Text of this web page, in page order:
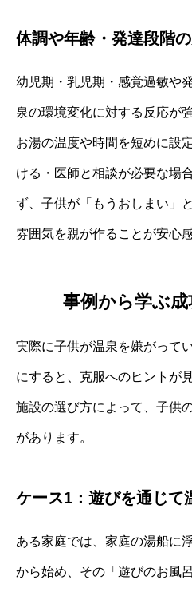
体調や年齢・発達段階
幼児期・乳児期・感覚過敏や
泉の環境変化に対する反応が
お湯の温度や時間を短めに設
ける・医師と相談が必要な場
ず、子供が「もうおしまい」
雰囲気を親が作ることが安心
事例から学ぶ成
実際に子供が温泉を嫌がって
にすると、克服へのヒントが
施設の選び方によって、子供
があります。
ケース1：遊びを通じて
ある家庭では、家庭の湯船に
から始め、その「遊びのお風